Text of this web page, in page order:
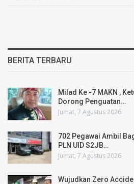
BERITA TERBARU
Milad Ke -7 MAKN ,
Dorong Penguatan…
Jumat, 7 Agustus 2026
702 Pegawai Ambil
PLN UID S2JB…
Jumat, 7 Agustus 2026
Wujudkan Zero